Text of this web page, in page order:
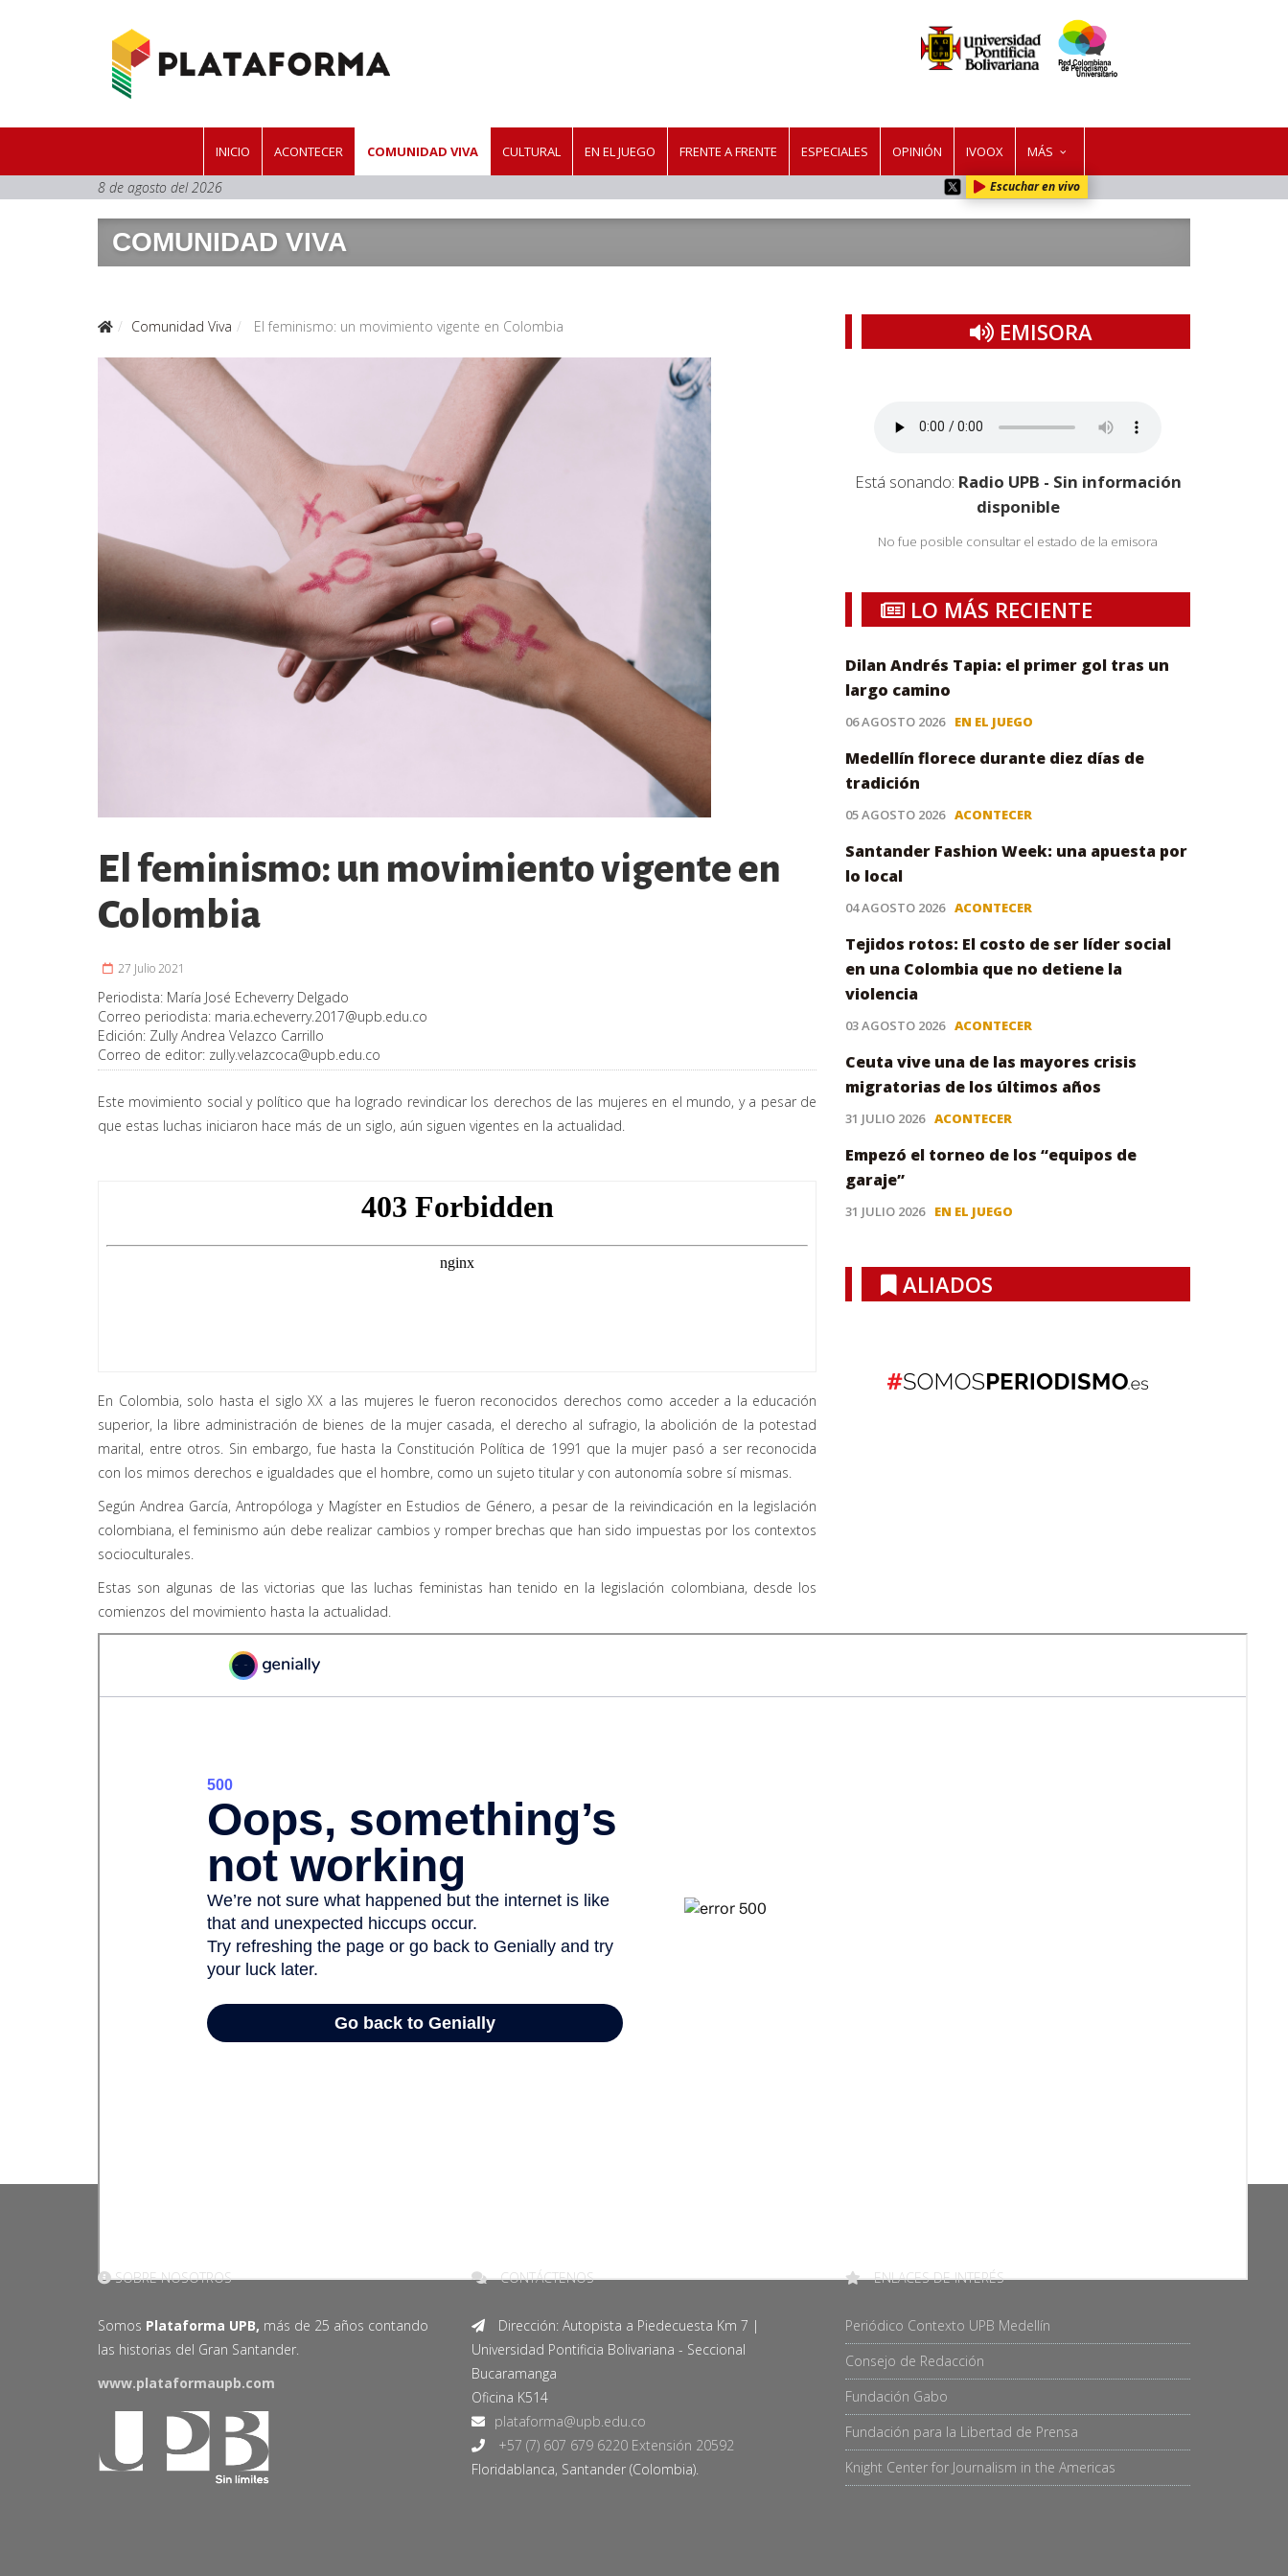
INICIO ACONTECER COMUNIDAD VIVA CULTURAL EN EL JUEGO FRENTE A FRENTE ESPECIALES OPINIÓN IVOOX MÁS
8 de agosto del 2026 Escuchar en vivo
COMUNIDAD VIVA
Comunidad Viva El feminismo: un movimiento vigente en Colombia
El feminismo: un movimiento vigente en
Colombia
27 Julio 2021
Periodista: María José Echeverry Delgado
Correo periodista: maria.echeverry.2017@upb.edu.co
Edición: Zully Andrea Velazco Carrillo
Correo de editor: zully.velazcoca@upb.edu.co
Este movimiento social y político que ha logrado revindicar los derechos de las mujeres en el mundo, y a pesar de
que estas luchas iniciaron hace más de un siglo, aún siguen vigentes en la actualidad.
En Colombia, solo hasta el siglo XX a las mujeres le fueron reconocidos derechos como acceder a la educación
superior, la libre administración de bienes de la mujer casada, el derecho al sufragio, la abolición de la potestad
marital, entre otros. Sin embargo, fue hasta la Constitución Política de 1991 que la mujer pasó a ser reconocida
con los mimos derechos e igualdades que el hombre, como un sujeto titular y con autonomía sobre sí mismas.
Según Andrea García, Antropóloga y Magíster en Estudios de Género, a pesar de la reivindicación en la legislación
colombiana, el feminismo aún debe realizar cambios y romper brechas que han sido impuestas por los contextos
socioculturales.
Estas son algunas de las victorias que las luchas feministas han tenido en la legislación colombiana, desde los
comienzos del movimiento hasta la actualidad.
EMISORA
Está sonando: Radio UPB - Sin información
disponible
No fue posible consultar el estado de la emisora
LO MÁS RECIENTE
Dilan Andrés Tapia: el primer gol tras un
largo camino
06 AGOSTO 2026 EN EL JUEGO
Medellín florece durante diez días de
tradición
05 AGOSTO 2026 ACONTECER
Santander Fashion Week: una apuesta por
lo local
04 AGOSTO 2026 ACONTECER
Tejidos rotos: El costo de ser líder social
en una Colombia que no detiene la
violencia
03 AGOSTO 2026 ACONTECER
Ceuta vive una de las mayores crisis
migratorias de los últimos años
31 JULIO 2026 ACONTECER
Empezó el torneo de los “equipos de
garaje”
31 JULIO 2026 EN EL JUEGO
ALIADOS
SOBRE NOSOTROS
Somos Plataforma UPB, más de 25 años contando
las historias del Gran Santander.
www.plataformaupb.com
CONTÁCTENOS
Dirección: Autopista a Piedecuesta Km 7 |
Universidad Pontificia Bolivariana - Seccional
Bucaramanga
Oficina K514
+57 (7) 607 679 6220 Extensión 20592
Floridablanca, Santander (Colombia).
ENLACES DE INTERÉS
Periódico Contexto UPB Medellín
Consejo de Redacción
Fundación Gabo
Fundación para la Libertad de Prensa
Knight Center for Journalism in the Americas